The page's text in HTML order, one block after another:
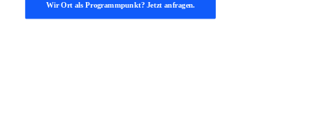
Wir Ort als Programmpunkt? Jetzt anfragen.